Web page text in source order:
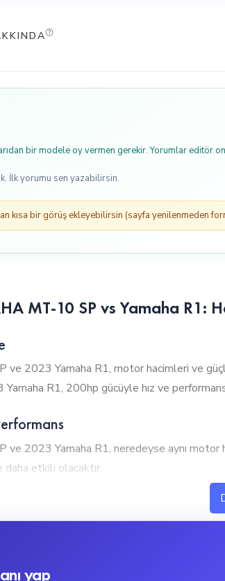
bir modele oy vermen gerekir. Yorumlar editör
İlk yorumu sen yazabilirsin.
kısa bir görüş ekleyebilirsin (sayfa yenilenmeden
MT-10 SP vs Yamaha R1:
2023 Yamaha R1, motor hacimleri ve
R1, 200hp gücüyle hız ve performans
2023 Yamaha R1, neredeyse aynı motor
etkili olacaktır.
1000cc motor hacmiyle yüksek performans
2023 Yamaha R1, neredeyse aynı tork
yap